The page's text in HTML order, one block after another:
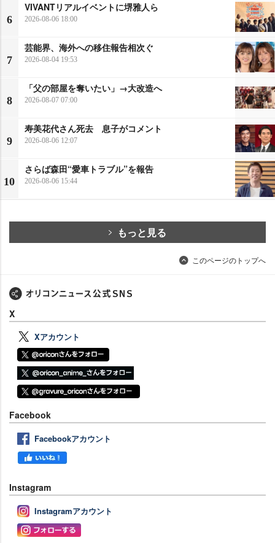
6
VIVANTリアルイベントに堺雅人ら
2026-08-06 18:00
7
芸能界、海外への移住報告相次ぐ
2026-08-04 19:53
8
「父の部屋を奪いたい」→大改造へ
2026-08-07 07:00
9
寿美花代さん死去 息子がコメント
2026-08-06 12:07
10
さらば森田“愛車トラブル”を報告
2026-08-06 15:44
もっと見る
このページのトップへ
X
Xアカウント
Facebook
Facebookアカウント
Instagram
Instagramアカウント